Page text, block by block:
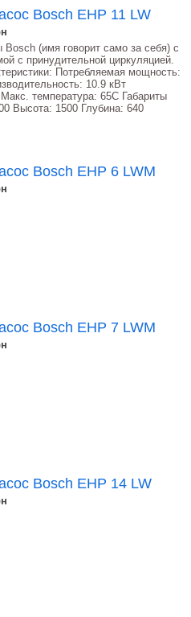
Bosch EHP 11 LW
(имя говорит само за себя) с
с принудительной циркуляцией.
Потребляемая мощность:
10.9 кВт
температура: 65С Габариты
Высота: 1500 Глубина: 640
Bosch EHP 6 LWM
Bosch EHP 7 LWM
Bosch EHP 14 LW